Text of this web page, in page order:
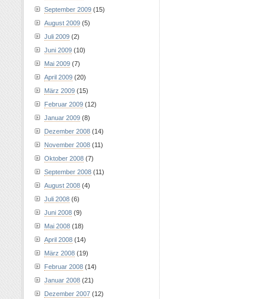
September 2009 (15)
August 2009 (5)
Juli 2009 (2)
Juni 2009 (10)
Mai 2009 (7)
April 2009 (20)
März 2009 (15)
Februar 2009 (12)
Januar 2009 (8)
Dezember 2008 (14)
November 2008 (11)
Oktober 2008 (7)
September 2008 (11)
August 2008 (4)
Juli 2008 (6)
Juni 2008 (9)
Mai 2008 (18)
April 2008 (14)
März 2008 (19)
Februar 2008 (14)
Januar 2008 (21)
Dezember 2007 (12)